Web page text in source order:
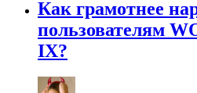
Как грамотнее
пользователям
IX?